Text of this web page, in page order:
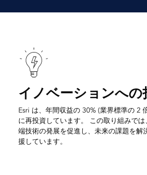
イノベーションへの
Esri は、年間収益の 30% (業界標準の 2
に再投資しています。 この取り組みで
端技術の発展を促進し、未来の課題を解
援しています。